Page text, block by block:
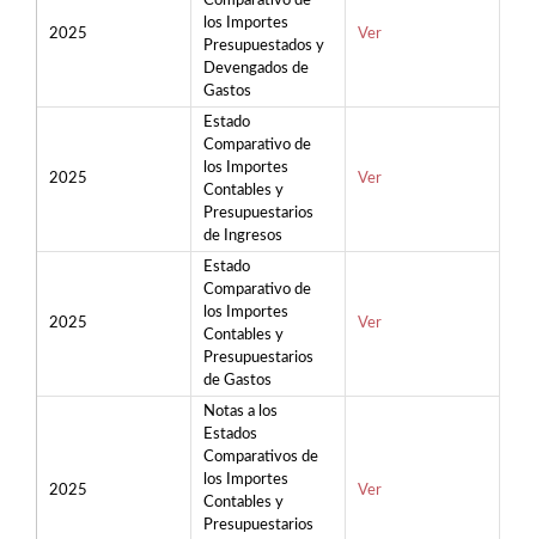
2025
los Importes
Presupuestados y
Devengados de
Gastos
Ver
2025
Estado
Comparativo de
los Importes
Contables y
Presupuestarios
de Ingresos
Ver
2025
Estado
Comparativo de
los Importes
Contables y
Presupuestarios
de Gastos
Ver
2025
Notas a los
Estados
Comparativos de
los Importes
Contables y
Presupuestarios
Ver